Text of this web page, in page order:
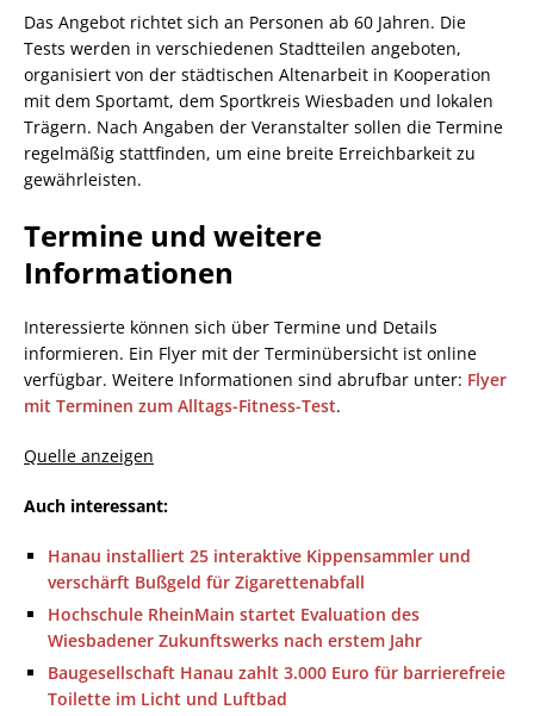
Das Angebot richtet sich an Personen ab 60 Jahren. Die
Tests werden in verschiedenen Stadtteilen angeboten,
organisiert von der städtischen Altenarbeit in Kooperation
mit dem Sportamt, dem Sportkreis Wiesbaden und lokalen
Trägern. Nach Angaben der Veranstalter sollen die Termine
regelmäßig stattfinden, um eine breite Erreichbarkeit zu
gewährleisten.
Termine und weitere
Informationen
Interessierte können sich über Termine und Details
informieren. Ein Flyer mit der Terminübersicht ist online
verfügbar. Weitere Informationen sind abrufbar unter: Flyer
mit Terminen zum Alltags-Fitness-Test.
Quelle anzeigen
Auch interessant:
Hanau installiert 25 interaktive Kippensammler und
verschärft Bußgeld für Zigarettenabfall
Hochschule RheinMain startet Evaluation des
Wiesbadener Zukunftswerks nach erstem Jahr
Baugesellschaft Hanau zahlt 3.000 Euro für barrierefreie
Toilette im Licht und Luftbad